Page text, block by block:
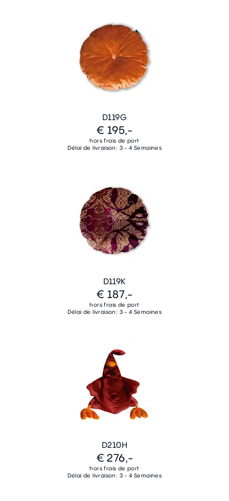
D119G
€ 195,-
hors frais de port
Délai de livraison: 3 - 4 Semaines
D119K
€ 187,-
hors frais de port
Délai de livraison: 3 - 4 Semaines
D210H
€ 276,-
hors frais de port
Délai de livraison: 3 - 4 Semaines